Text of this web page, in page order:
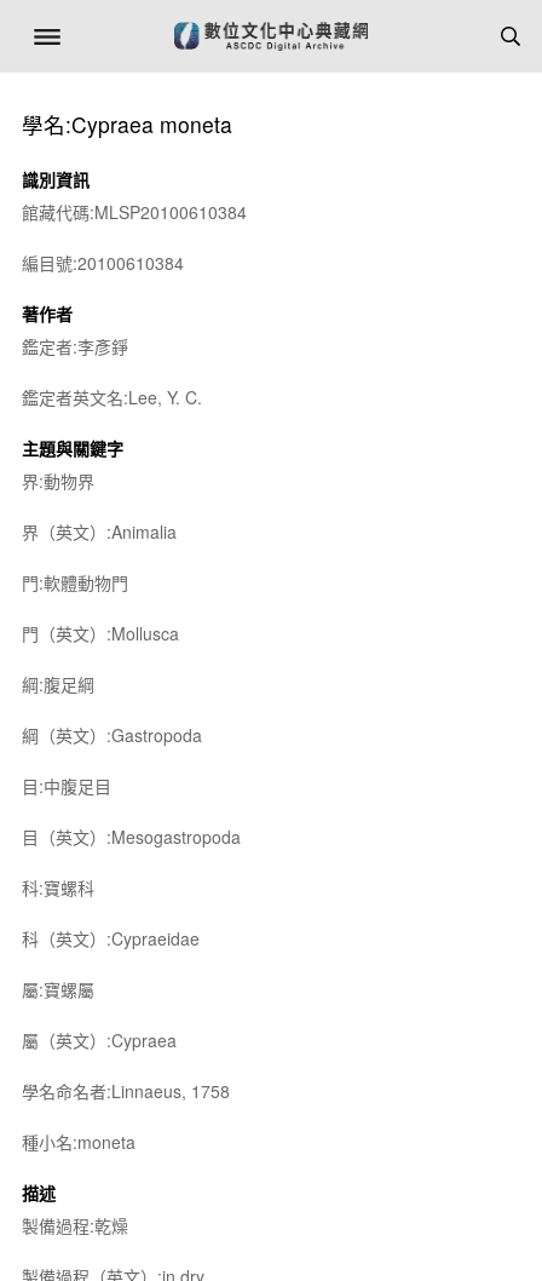
學名:Cypraea moneta
識別資訊
館藏代碼:MLSP20100610384
編目號:20100610384
著作者
鑑定者:李彥錚
鑑定者英文名:Lee, Y. C.
主題與關鍵字
界:動物界
界（英文）:Animalia
門:軟體動物門
門（英文）:Mollusca
綱:腹足綱
綱（英文）:Gastropoda
目:中腹足目
目（英文）:Mesogastropoda
科:寶螺科
科（英文）:Cypraeidae
屬:寶螺屬
屬（英文）:Cypraea
學名命名者:Linnaeus, 1758
種小名:moneta
描述
製備過程:乾燥
製備過程（英文）:in dry